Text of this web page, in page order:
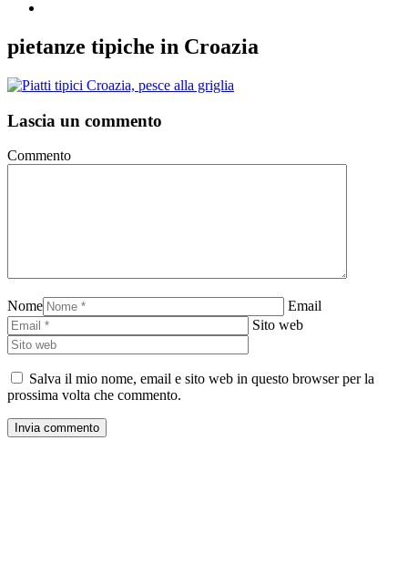
pietanze tipiche in Croazia
Lascia un commento
Commento
Nome
Email
Sito web
Salva il mio nome, email e sito web in questo browser per la
prossima volta che commento.